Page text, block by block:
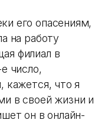
его опасениям,
на работу
филиал в
число,
кажется, что я
в своей жизни и
он в онлайн-